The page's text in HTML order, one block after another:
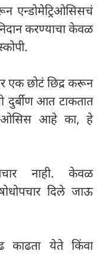
एन्डोमेट्रिओसिसचं
करण्याचा केवळ
एक छोटं छिद्र करून
दुर्बीण आत टाकतात
आहे का, हे
नाही. केवळ
दिले जाऊ
काढता येते किंवा